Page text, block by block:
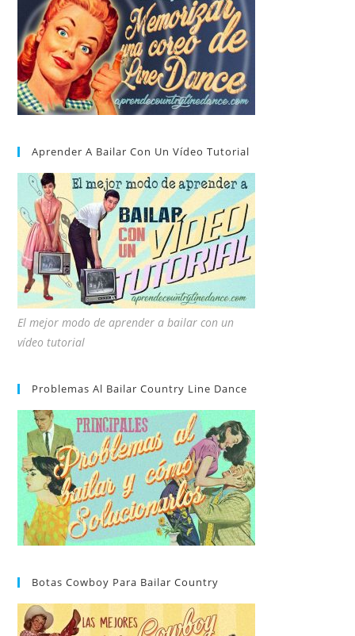
Aprender A Bailar Con Un Vídeo Tutorial
El mejor modo de aprender a bailar con un
vídeo tutorial
Problemas Al Bailar Country Line Dance
Botas Cowboy Para Bailar Country